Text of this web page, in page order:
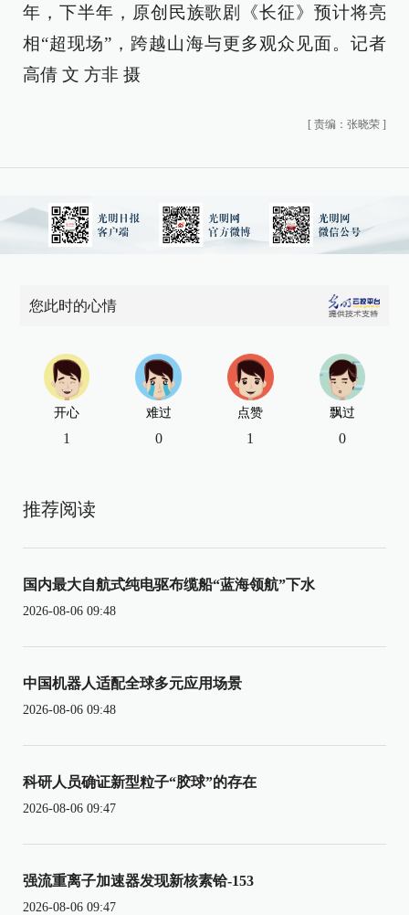
年，下半年，原创民族歌剧《长征》预计将亮
相“超现场”，跨越山海与更多观众见面。记者
高倩 文 方非 摄
[ 责编：张晓荣 ]
您此时的心情
开心
1
难过
0
点赞
1
飘过
0
推荐阅读
国内最大自航式纯电驱布缆船“蓝海领航”下水
2026-08-06 09:48
中国机器人适配全球多元应用场景
2026-08-06 09:48
科研人员确证新型粒子“胶球”的存在
2026-08-06 09:47
强流重离子加速器发现新核素铪-153
2026-08-06 09:47